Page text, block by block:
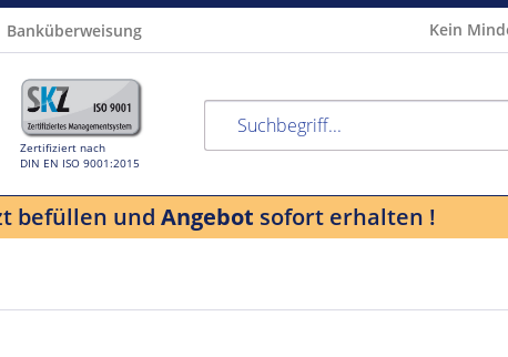
Banküberweisung Kein
Zertifiziert nach
DIN EN ISO 9001:2015
befüllen und Angebot sofort erhalten !